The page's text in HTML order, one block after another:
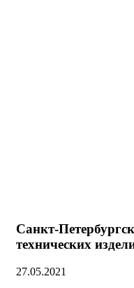
Санкт-
технических
27.05.2021